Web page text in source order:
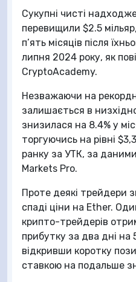
Сукупні чисті
перевищили $2.5
п’ять місяців після
липня 2024 року, як
CryptoAcademy.
Незважаючи на
залишається в
знизилася на 8.4% у
торгуючись на рівні
ранку за УТК, за
Markets Pro.
Проте деякі трейдери
спаді ціни на Ether.
крипто-трейдерів
прибутку за два дні
відкривши коротку
ставкою на подальше